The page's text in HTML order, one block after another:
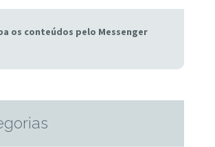
os conteúdos pelo Messenger